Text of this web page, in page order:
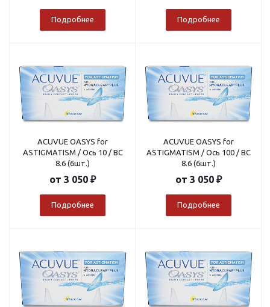
Подробнее Подробнее
ACUVUE OASYS for
ASTIGMATISM / Ось 10 / BC
8.6 (6шт.)
от 3 050 ₽
Подробнее
ACUVUE OASYS for
ASTIGMATISM / Ось 100 / BC
8.6 (6шт.)
от 3 050 ₽
Подробнее